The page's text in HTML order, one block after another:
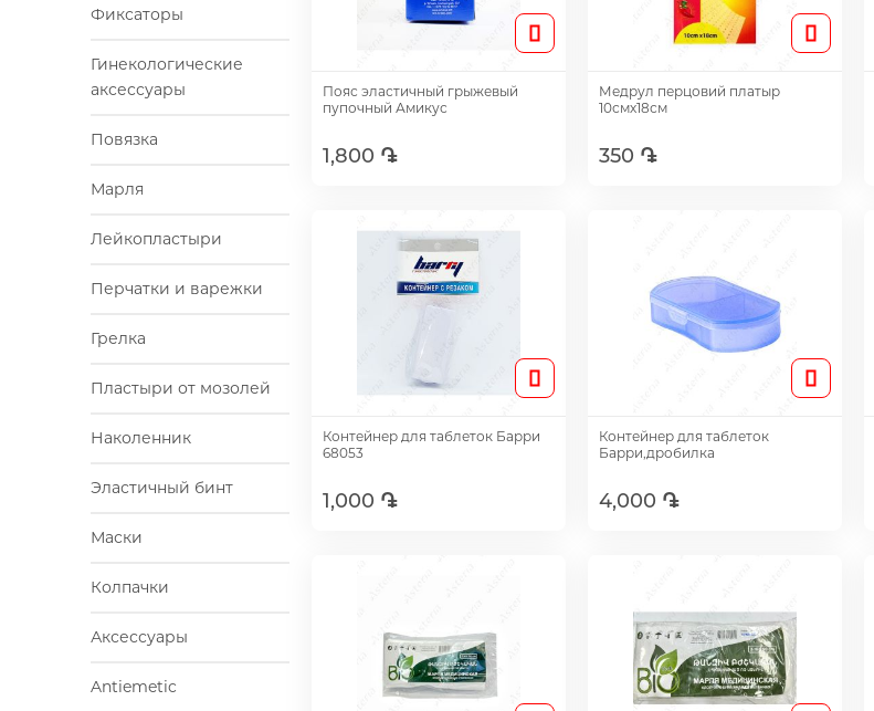
Фиксаторы
Гинекологические
аксессуары
Повязка
Марля
Лейкопластыри
Перчатки и варежки
Грелка
Пластыри от мозолей
Наколенник
Эластичный бинт
Маски
Колпачки
Аксессуары
Antiemetic
Пояс эластичный грыжевый
пупочный Амикус
1,800 ֏
Медрул перцовий платыр
10смх18см
350 ֏
Контейнер для таблеток Барри
68053
1,000 ֏
Контейнер для таблеток
Барри,дробилка
4,000 ֏